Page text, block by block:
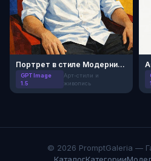
Портрет в стиле Модернизма
GPT Image
1.5
Арт-стили и
живопись
© 2026 PromptGaleria —